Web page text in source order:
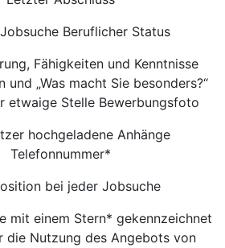
Beruflicher Status
Fähigkeiten und Kenntnisse
und „Was macht Sie besonders?“
etwaige Stelle Bewerbungsfoto
hochgeladene Anhänge
Telefonnummer*
bei jeder Jobsuche
mit einem Stern* gekennzeichnet
die Nutzung des Angebots von